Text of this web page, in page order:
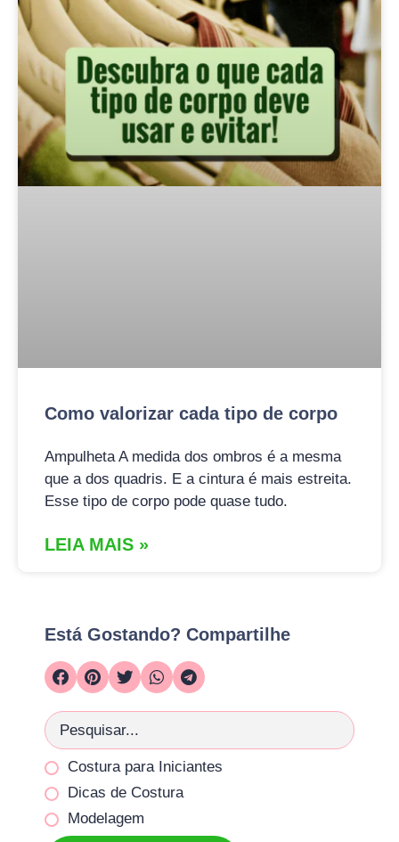
Como valorizar cada tipo de corpo
Ampulheta A medida dos ombros é a mesma
que a dos quadris. E a cintura é mais estreita.
Esse tipo de corpo pode quase tudo.
LEIA MAIS »
Está Gostando? Compartilhe
Costura para Iniciantes
Dicas de Costura
Modelagem